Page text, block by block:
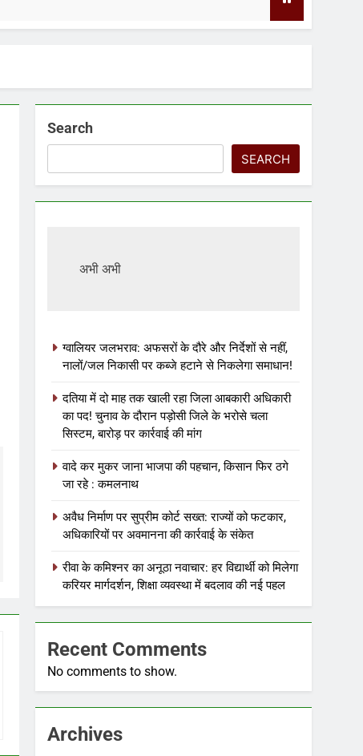
Search
SEARCH
अभी अभी
ग्वालियर जलभराव: अफसरों के दौरे और निर्देशों से नहीं,
नालों/जल निकासी पर कब्जे हटाने से निकलेगा समाधान!
दतिया में दो माह तक खाली रहा जिला आबकारी अधिकारी
का पद! चुनाव के दौरान पड़ोसी जिले के भरोसे चला
सिस्टम, बारोड़ पर कार्रवाई की मांग
वादे कर मुकर जाना भाजपा की पहचान, किसान फिर ठगे
जा रहे : कमलनाथ
अवैध निर्माण पर सुप्रीम कोर्ट सख्त: राज्यों को फटकार,
अधिकारियों पर अवमानना की कार्रवाई के संकेत
रीवा के कमिश्नर का अनूठा नवाचार: हर विद्यार्थी को मिलेगा
करियर मार्गदर्शन, शिक्षा व्यवस्था में बदलाव की नई पहल
Recent Comments
No comments to show.
Archives